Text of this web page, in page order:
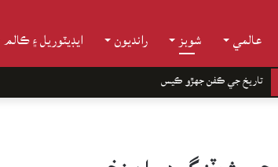
عالمي شوبز رانديون ايڊيٽوريل ۽ ڪالم
تاريخ جي ڪفن جھڙو ڪيس